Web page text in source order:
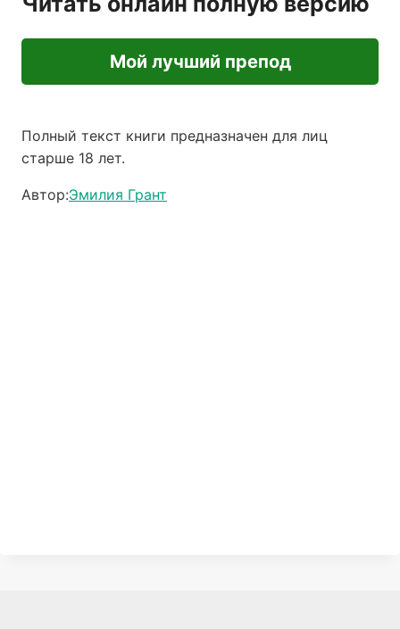
Мой лучший препод
Полный текст книги предназначен для лиц
старше 18 лет.
Автор:Эмилия Грант